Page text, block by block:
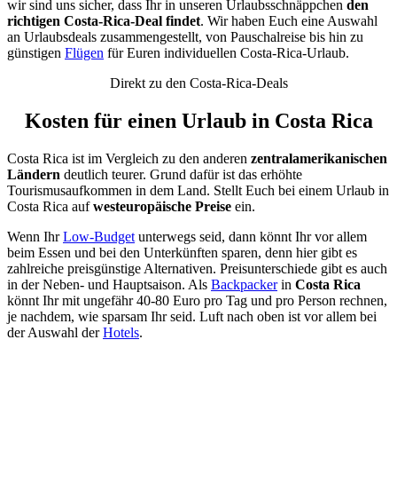
wir sind uns sicher, dass Ihr in unseren Urlaubsschnäppchen den
richtigen Costa-Rica-Deal findet. Wir haben Euch eine Auswahl
an Urlaubsdeals zusammengestellt, von Pauschalreise bis hin zu
günstigen Flügen für Euren individuellen Costa-Rica-Urlaub.
Direkt zu den Costa-Rica-Deals
Kosten für einen Urlaub in Costa Rica
Costa Rica ist im Vergleich zu den anderen zentralamerikanischen
Ländern deutlich teurer. Grund dafür ist das erhöhte
Tourismusaufkommen in dem Land. Stellt Euch bei einem Urlaub in
Costa Rica aufwesteuropäische Preise ein.
Wenn IhrLow-Budget unterwegs seid, dann könnt Ihr vor allem
beim Essen und bei den Unterkünften sparen, denn hier gibt es
zahlreiche preisgünstige Alternativen. Preisunterschiede gibt es auch
in der Neben- und Hauptsaison. Als Backpackerin Costa Rica
könnt Ihr mit ungefähr 40-80 Euro pro Tag und pro Person rechnen,
je nachdem, wie sparsam Ihr seid. Luft nach oben ist vor allem bei
der Auswahl derHotels.